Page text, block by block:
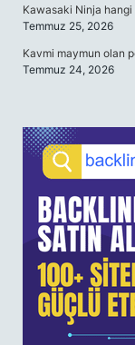
Kawasaki Ninja hangi
Temmuz 25, 2026
Kavmi maymun olan
Temmuz 24, 2026